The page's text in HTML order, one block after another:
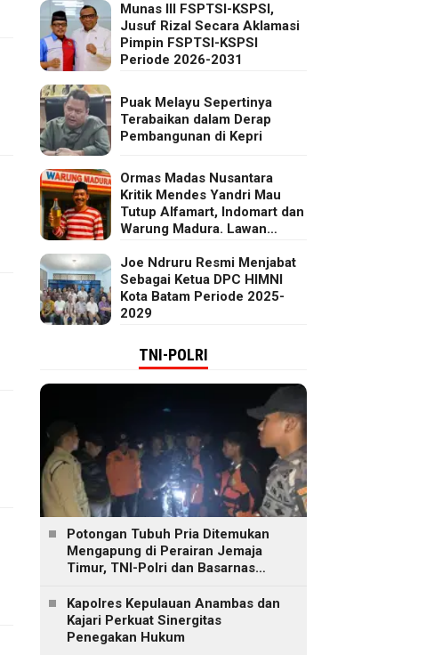
Sosial
Munas III FSPTSI-KSPSI,
Jusuf Rizal Secara Aklamasi
Pimpin FSPTSI-KSPSI
Periode 2026-2031
Puak Melayu Sepertinya
Terabaikan dalam Derap
Pembangunan di Kepri
Ormas Madas Nusantara
Kritik Mendes Yandri Mau
Tutup Alfamart, Indomart dan
Warung Madura. Lawan
Joe Ndruru Resmi Menjabat
Sebagai Ketua DPC HIMNI
Kota Batam Periode 2025-
2029
TNI-POLRI
Potongan Tubuh Pria Ditemukan
Mengapung di Perairan Jemaja
Timur, TNI-Polri dan Basarnas
Kapolres Kepulauan Anambas dan
Kajari Perkuat Sinergitas
Penegakan Hukum